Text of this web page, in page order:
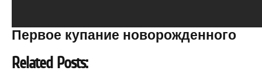
Первое купание новорожденного
Related Posts: